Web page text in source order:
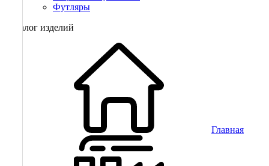
Футляры
Каталог изделий
Главная